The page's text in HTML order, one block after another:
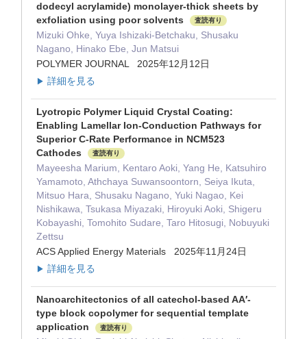
dodecyl acrylamide) monolayer-thick sheets by
exfoliation using poor solvents
査読有り
Mizuki Ohke, Yuya Ishizaki-Betchaku, Shusaku
Nagano, Hinako Ebe, Jun Matsui
POLYMER JOURNAL 2025年12月12日
▶ 詳細を見る
Lyotropic Polymer Liquid Crystal Coating:
Enabling Lamellar Ion-Conduction Pathways for
Superior C-Rate Performance in NCM523
Cathodes
査読有り
Mayeesha Marium, Kentaro Aoki, Yang He, Katsuhiro
Yamamoto, Athchaya Suwansoontorn, Seiya Ikuta,
Mitsuo Hara, Shusaku Nagano, Yuki Nagao, Kei
Nishikawa, Tsukasa Miyazaki, Hiroyuki Aoki, Shigeru
Kobayashi, Tomohito Sudare, Taro Hitosugi, Nobuyuki
Zettsu
ACS Applied Energy Materials 2025年11月24日
▶ 詳細を見る
Nanoarchitectonics of all catechol-based AA′-
type block copolymer for sequential template
application
査読有り